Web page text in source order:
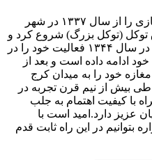
آقای محسن توکل حرفه ساعت سازی را از سال ۱۳۳۷ در شهر
توکل (توکل بزرگ) شروع کرد و
پس از سالها کسب تجربه و مهارت در سال ۱۳۴۴ فعالیت خود را در
ادامه داده است و بعد از
خود را به میدان کرج
طی بیش از نیم قرن تجربه در
با کیفیت اهتمام به جلب
دارد.امید است با
بتوانیم در این راه ثابت قدم